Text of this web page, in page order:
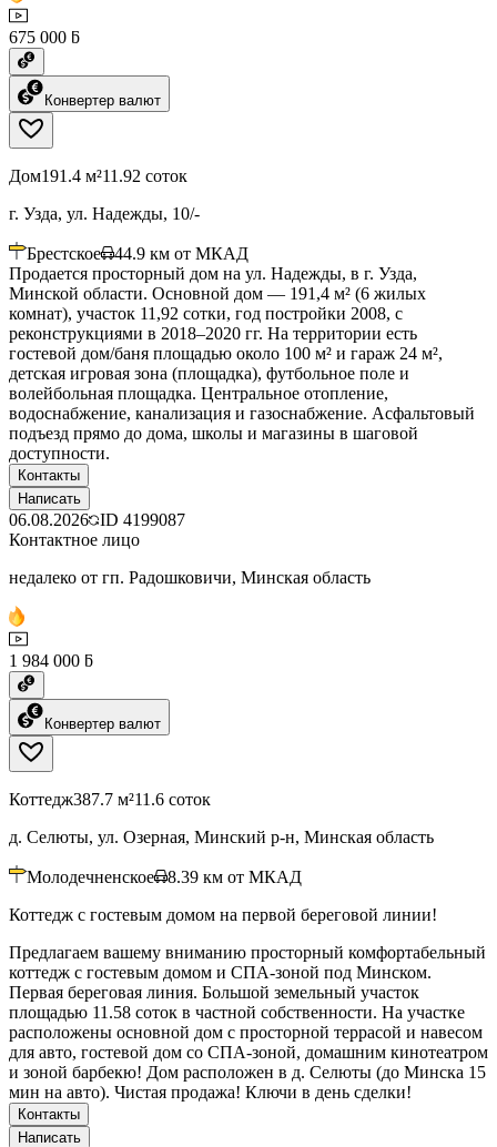
675 000 ƃ
Конвертер валют
Дом191.4 м²11.92 соток
г. Узда, ул. Надежды, 10/-
Брестское 44.9 км от МКАД
Продается просторный дом на ул. Надежды, в г. Узда,
Минской области. Основной дом — 191,4 м² (6 жилых
комнат), участок 11,92 сотки, год постройки 2008, с
реконструкциями в 2018–2020 гг. На территории есть
гостевой дом/баня площадью около 100 м² и гараж 24 м²,
детская игровая зона (площадка), футбольное поле и
волейбольная площадка. Центральное отопление,
водоснабжение, канализация и газоснабжение. Асфальтовый
подъезд прямо до дома, школы и магазины в шаговой
доступности.
Контакты
Написать
06.08.2026 ID 4199087
Контактное лицо
недалеко от гп. Радошковичи, Минская область
1 984 000 ƃ
Конвертер валют
Коттедж387.7 м²11.6 соток
д. Селюты, ул. Озерная, Минский р-н, Минская область
Молодечненское 8.39 км от МКАД
Коттедж с гостевым домом на первой береговой линии!
Предлагаем вашему вниманию просторный комфортабельный
коттедж с гостевым домом и СПА-зоной под Минском.
Первая береговая линия. Большой земельный участок
площадью 11.58 соток в частной собственности. На участке
расположены основной дом с просторной террасой и навесом
для авто, гостевой дом со СПА-зоной, домашним кинотеатром
и зоной барбекю! Дом расположен в д. Селюты (до Минска 15
мин на авто). Чистая продажа! Ключи в день сделки!
Контакты
Написать